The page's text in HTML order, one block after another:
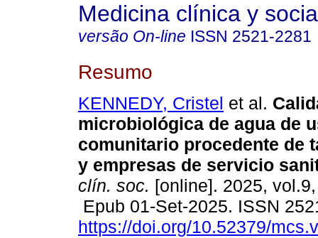
Medicina clínica y
versão On-line ISSN 2521-2281
Resumo
KENNEDY, Cristel et al.
microbiológica de agua de
comunitario procedente de
y empresas de servicio
clín. soc. [online]. 2025,
Epub 01-Set-2025. ISSN
https://doi.org/10.52379/